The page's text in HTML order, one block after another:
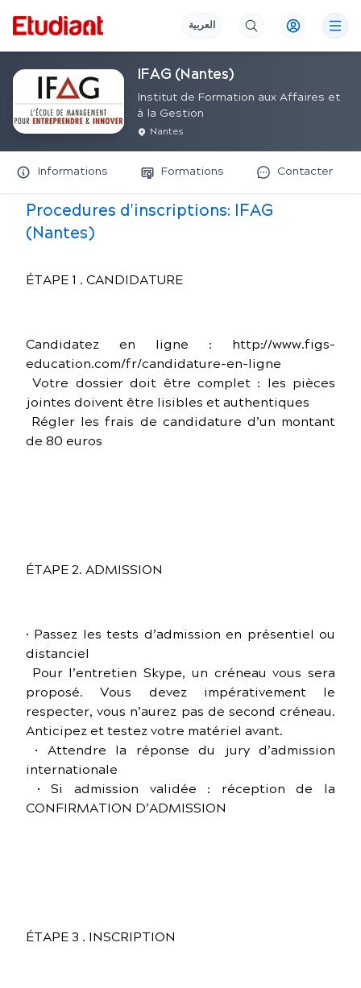
العربية
IFAG (Nantes)
Institut de Formation aux Affaires et
à la Gestion
Nantes
Informations Formations Contacter
Procedures d'inscriptions: IFAG
(Nantes)
ÉTAPE 1 . CANDIDATURE
Candidatez en ligne : http://www.figs-
education.com/fr/candidature-en-ligne
Votre dossier doit être complet : les pièces
jointes doivent être lisibles et authentiques
Régler les frais de candidature d’un montant
de 80 euros
ÉTAPE 2. ADMISSION
• Passez les tests d’admission en présentiel ou
distanciel
Pour l’entretien Skype, un créneau vous sera
proposé. Vous devez impérativement le
respecter, vous n’aurez pas de second créneau.
Anticipez et testez votre matériel avant.
• Attendre la réponse du jury d’admission
internationale
• Si admission validée : réception de la
CONFIRMATION D’ADMISSION
ÉTAPE 3 . INSCRIPTION